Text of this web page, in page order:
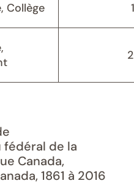
Collège
fédéral de la
Canada,
1861 à 2016